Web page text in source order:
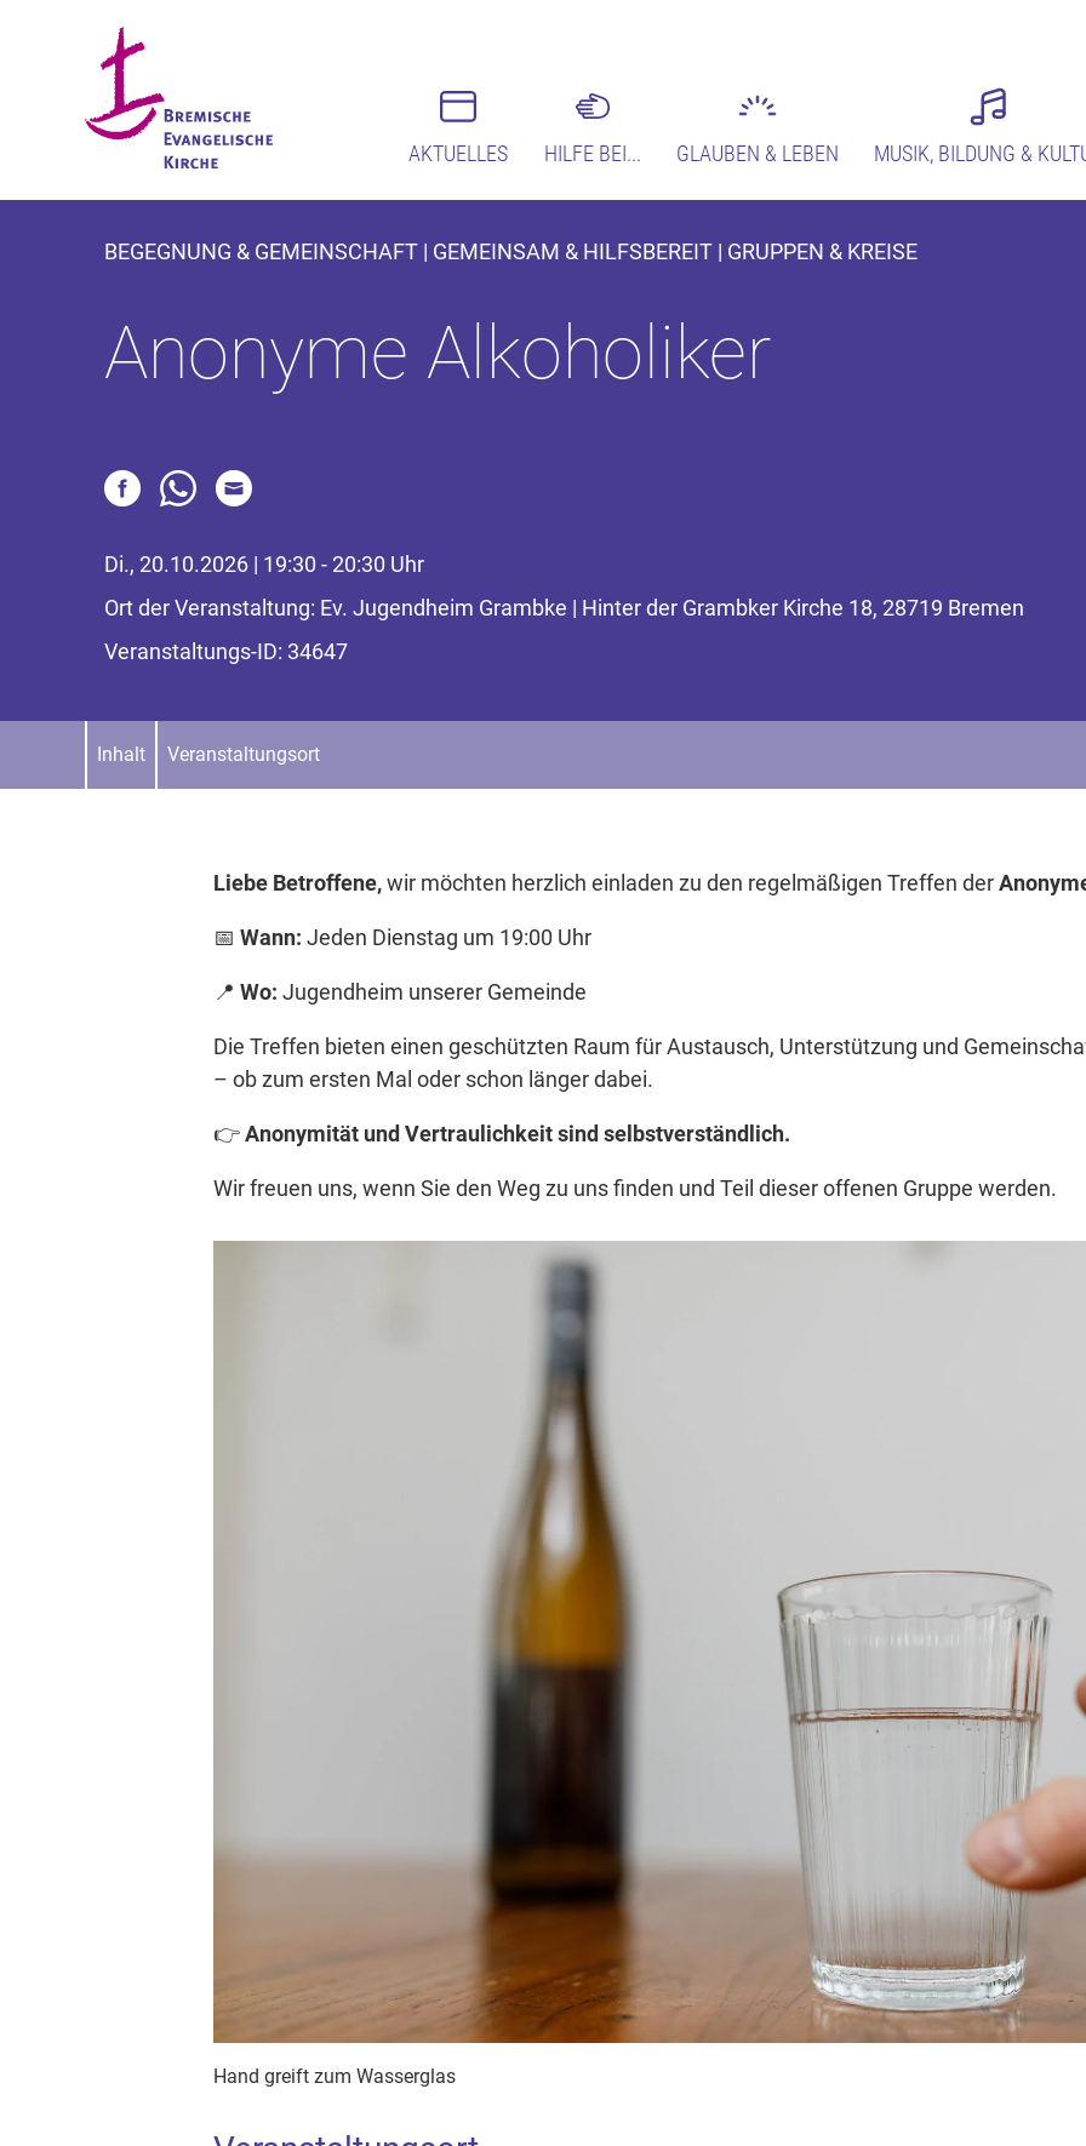
AKTUELLES HILFE BEI... GLAUBEN & LEBEN MUSIK, BILDUNG &
BEGEGNUNG & GEMEINSCHAFT | GEMEINSAM & HILFSBEREIT | GRUPPEN & KREISE
Anonyme Alkoholiker
Di., 20.10.2026 | 19:30 - 20:30 Uhr
Ort der Veranstaltung: Ev. Jugendheim Grambke | Hinter der Grambker Kirche 18, 28719 Bremen
Veranstaltungs-ID: 34647
Inhalt Veranstaltungsort
Liebe Betroffene,wir möchten herzlich einladen zu den regelmäßigen Treffen der
📅 Wann: Jeden Dienstag um 19:00 Uhr
📍 Wo: Jugendheim unserer Gemeinde
Die Treffen bieten einen geschützten Raum für Austausch, Unterstützung und
– ob zum ersten Mal oder schon länger dabei.
👉Anonymität und Vertraulichkeit sind selbstverständlich.
Wir freuen uns, wenn Sie den Weg zu uns finden und Teil dieser offenen Gruppe werden.
Hand greift zum Wasserglas